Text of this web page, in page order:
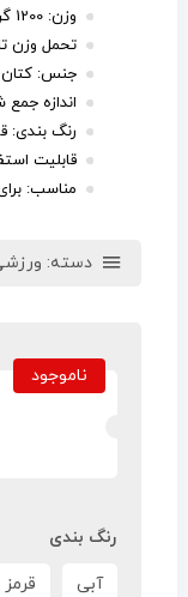
وزن: 1200 گرم
تحمل وزن تا 180 کیلو
جنس:
اندازه جمع شده: 20 در 35
رنگ بندی:
قابلیت
مناسب:
دسته:
ناموجود
رنگ بندی
آبی قرمز